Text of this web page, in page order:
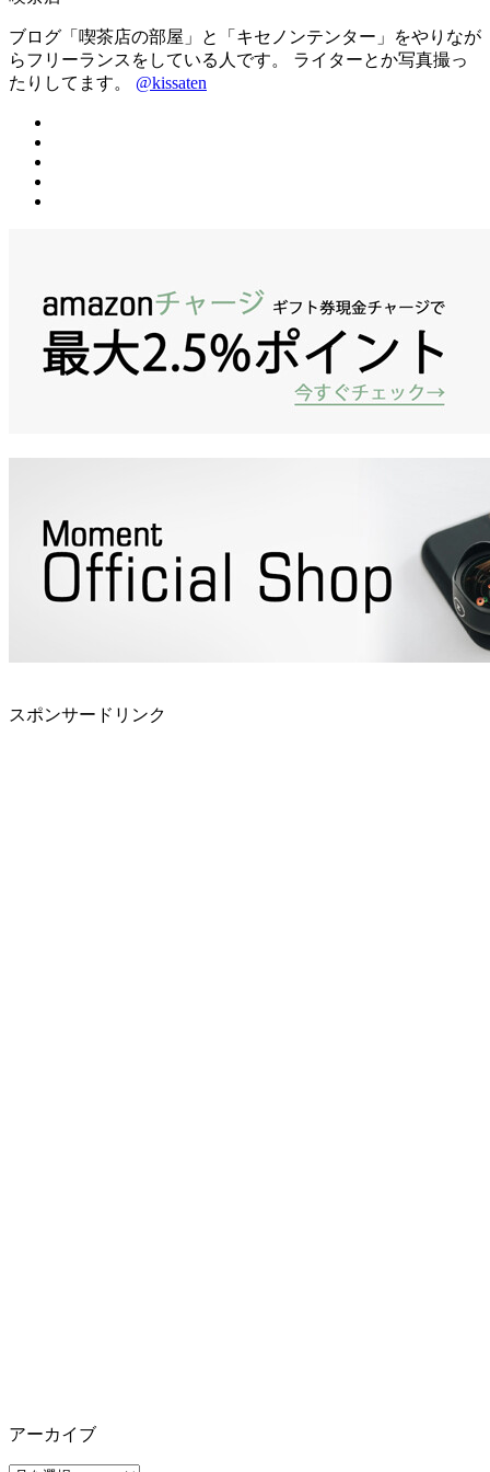
ブログ「喫茶店の部屋」と「キセノンテンター」をやりなが
らフリーランスをしている人です。 ライターとか写真撮っ
たりしてます。 @kissaten
スポンサードリンク
アーカイブ